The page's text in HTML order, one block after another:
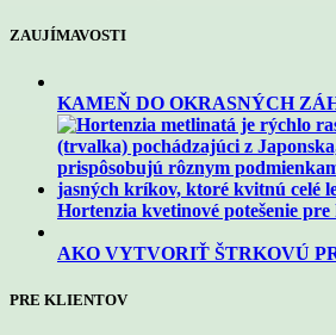
ZAUJÍMAVOSTI
KAMEŇ DO OKRASNÝCH
Hortenzia kvetinové potešenie
AKO VYTVORIŤ ŠTRKOVÚ
PRE KLIENTOV